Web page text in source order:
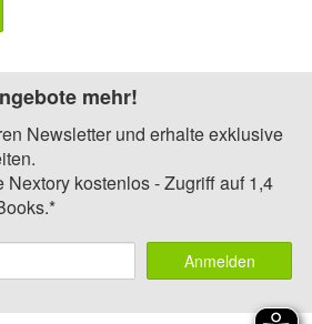
mehr!
Newsletter und erhalte exklusive
Nextory kostenlos - Zugriff auf 1,4
Anmelden